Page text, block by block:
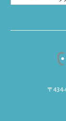
〒